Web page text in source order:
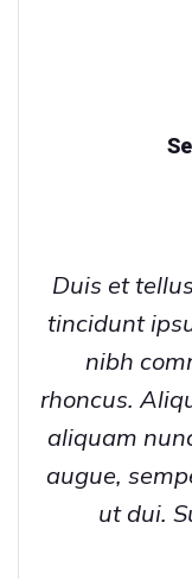
Duis et
tincidunt
nibh
rhoncus.
aliquam
augue,
ut dui.